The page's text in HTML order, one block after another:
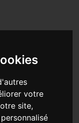
votre
site,
DE
LUME